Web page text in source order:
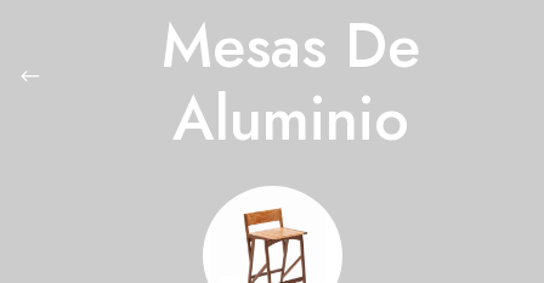
Mesas De
Aluminio